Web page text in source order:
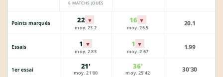
6 MATCHS JOUÉS
Points marqués 22 ▼
moy. 23.2
16 ▼
moy. 26.5
20.1
Essais 1 ▼
moy. 2.83
1 ▼
moy. 2.67
1.99
1er essai 21'
moy. 21'00
36'
moy. 25'42 30'30